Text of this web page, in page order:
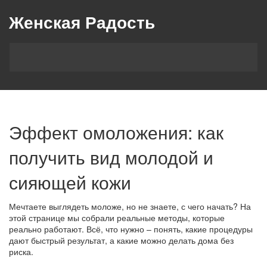
Женская Радость
Эффект омоложения: как
получить вид молодой и
сияющей кожи
Мечтаете выглядеть моложе, но не знаете, с чего начать? На
этой странице мы собрали реальные методы, которые
реально работают. Всё, что нужно – понять, какие процедуры
дают быстрый результат, а какие можно делать дома без
риска.